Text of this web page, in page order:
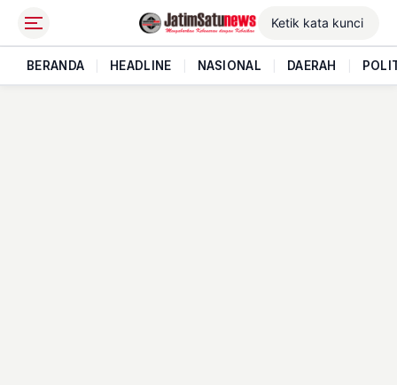
BERANDA HEADLINE NASIONAL DAERAH